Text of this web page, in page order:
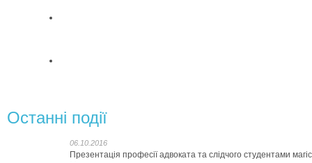
Останні події
06.10.2016
Презентація професії адвоката та слідчого студентами